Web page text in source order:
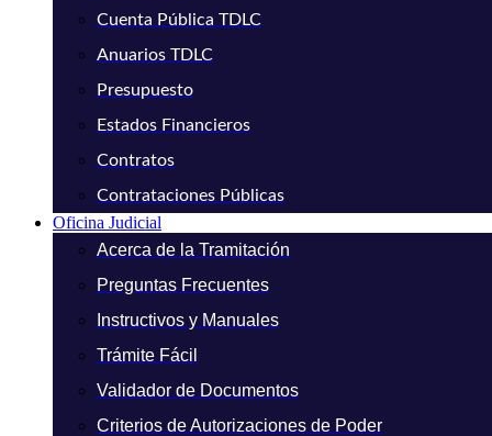
Cuenta Pública TDLC
Anuarios TDLC
Presupuesto
Estados Financieros
Contratos
Contrataciones Públicas
Oficina Judicial
Acerca de la Tramitación
Preguntas Frecuentes
Instructivos y Manuales
Trámite Fácil
Validador de Documentos
Criterios de Autorizaciones de Poder